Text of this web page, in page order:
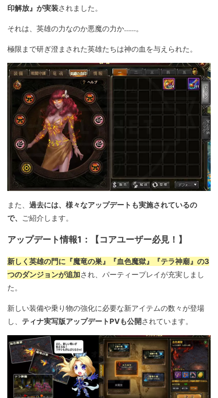
印解放』が実装されました。
それは、英雄の力なのか悪魔の力か……。
極限まで研ぎ澄まされた英雄たちは神の血を与えられた。
また、 過去には、様々なアップデートも実施されているの
で、
ご紹介します。
アップデート情報1：【コアユーザー必見！】
新しく英雄の門に『魔竜の巣』『血色魔獄』『テラ神廟』の3
つのダンジョンが追加され、パーティープレイが充実しまし
た。
新しい装備や乗り物の強化に必要な新アイテムの数々が登場
し、 ティナ実写版アップデートPVも公開 されています。